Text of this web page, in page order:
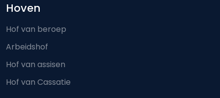
Hoven
Hof van beroep
Arbeidshof
Hof van assisen
Hof van Cassatie